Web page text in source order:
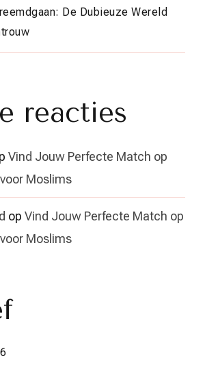
De Dubieuze Wereld
reacties
Vind Jouw Perfecte Match op
Moslims
op Vind Jouw Perfecte Match op
Moslims